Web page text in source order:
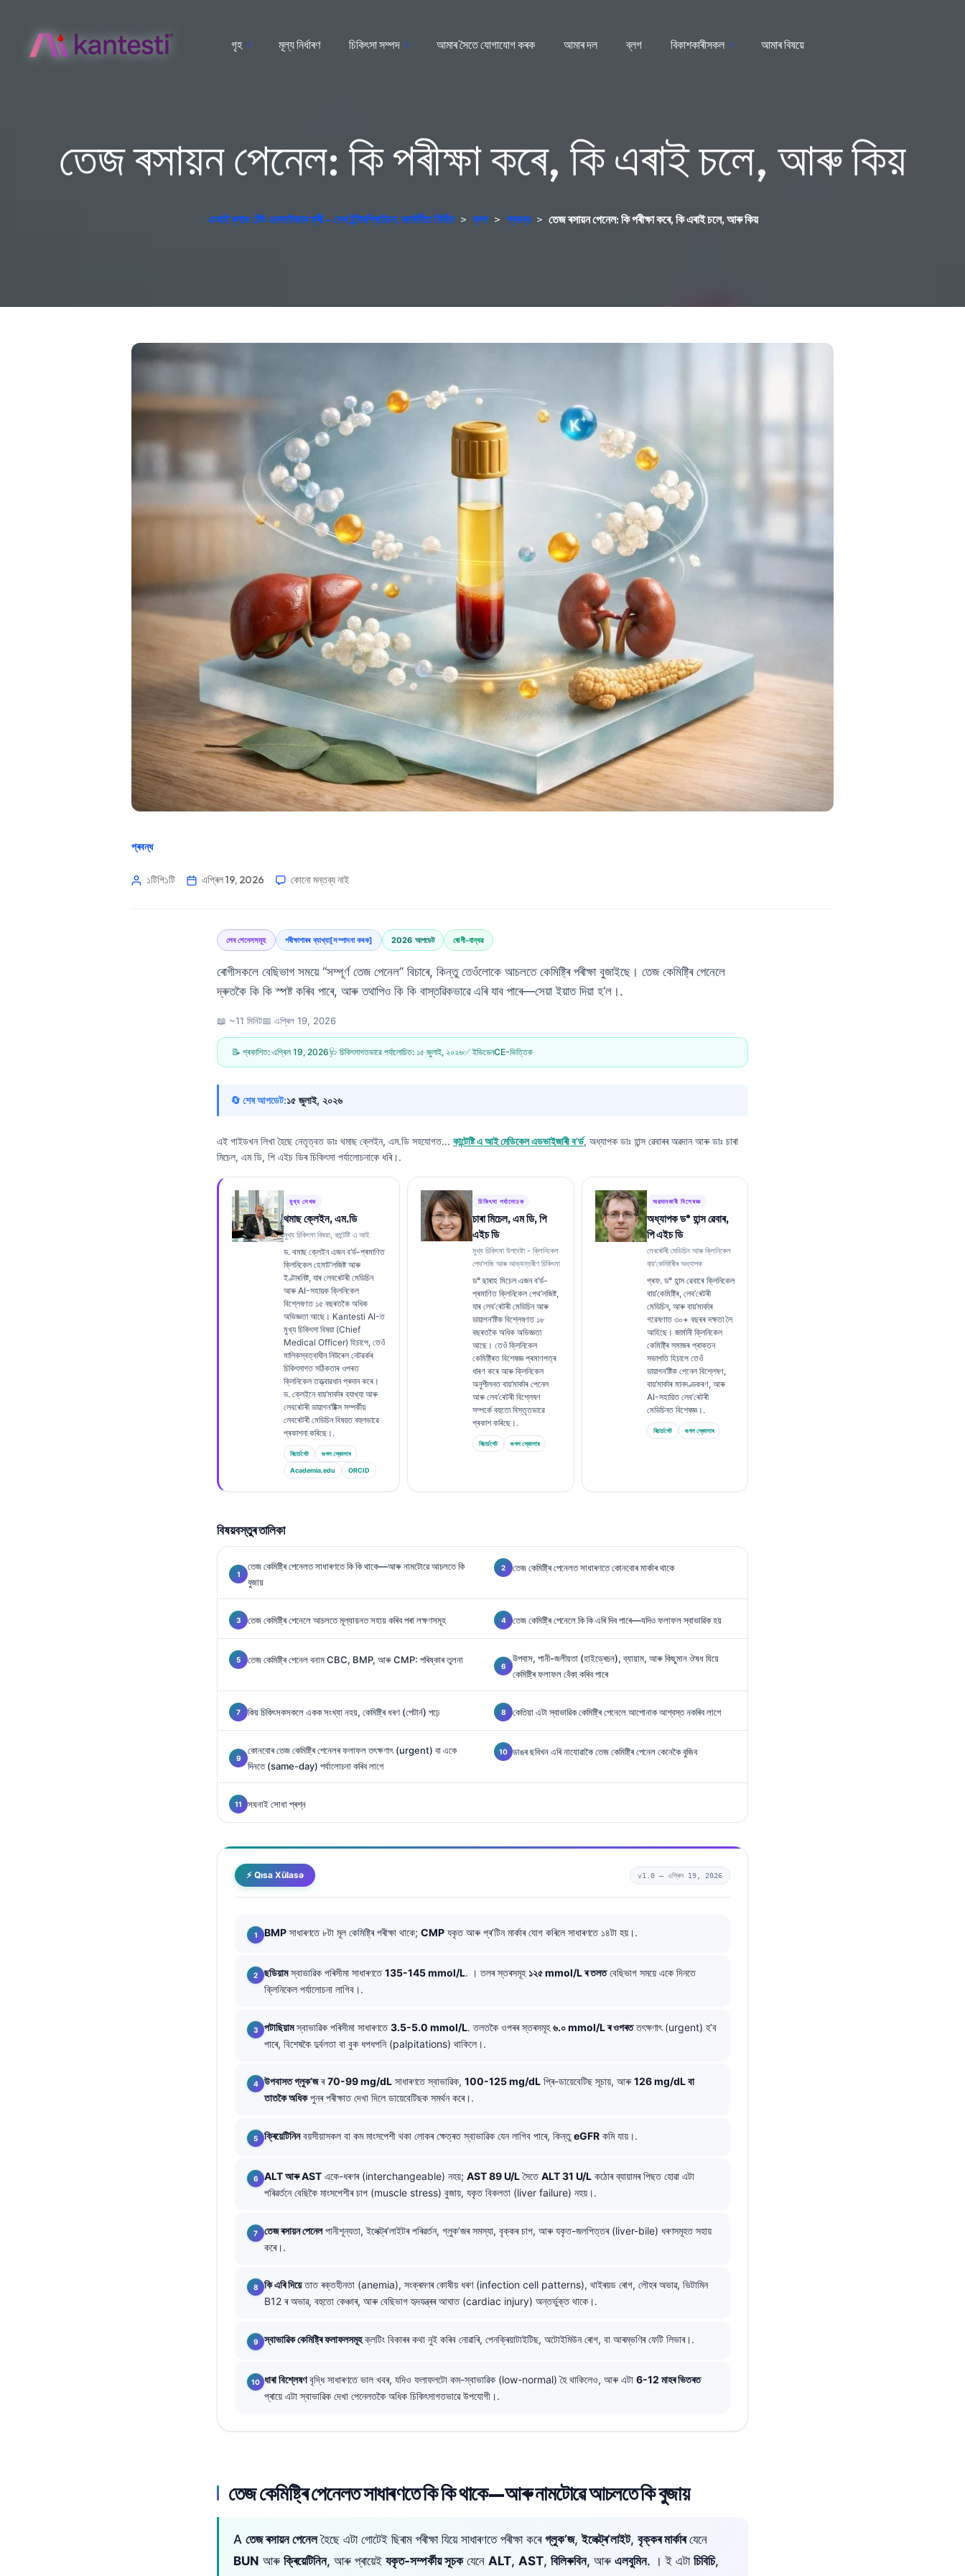
গৃহ মূল্য নিৰ্ধাৰণ চিকিৎসা সম্পদ আমাৰ সৈতে যোগাযোগ কৰক আমাৰ দল ব্লগ বিকাশকাৰীসকল আমাৰ বিষয়ে
তেজ ৰসায়ন পেনেল: কি পৰীক্ষা কৰে, কি এৰাই চলে, আৰু কিয়
এআই ব্লাড টেষ্ট এনালাইজাৰ ফ্ৰী – লেব ইন্টাৰপ্ৰিটেচন, জাৰ্মানীত নিৰ্মিত > ব্লগ > প্ৰবন্ধ > তেজ ৰসায়ন পেনেল: কি পৰীক্ষা কৰে, কি এৰাই চলে, আৰু কিয়
প্ৰবন্ধ
১টিপি১টি এপ্ৰিল 19, 2026 কোনো মন্তব্য নাই
লেব পেনেলসমূহ পৰীক্ষাগাৰৰ ব্যাখ্যা[সম্পাদনা কৰক] 2026 আপডেট ৰোগী-বান্ধৱ
ৰোগীসকলে বেছিভাগ সময়ে “সম্পূৰ্ণ তেজ পেনেল” বিচাৰে, কিন্তু তেওঁলোকে আচলতে কেমিষ্ট্ৰি পৰীক্ষা বুজাইছে। তেজ কেমিষ্ট্ৰি পেনেলে
দ্ৰুতকৈ কি কি স্পষ্ট কৰিব পাৰে, আৰু তথাপিও কি কি বাস্তৱিকভাৱে এৰি যাব পাৰে—সেয়া ইয়াত দিয়া হ’ল।.
📖 ~11 মিনিট📅 এপ্ৰিল 19, 2026
📝 প্ৰকাশিত: এপ্ৰিল 19, 2026🩺 চিকিৎসাগতভাৱে পৰ্যালোচিত: ১৫ জুলাই, ২০২৬✅ ইভিডেনCE-ভিত্তিক
🔄 শেষ আপডেট:১৫ জুলাই, ২০২৬
এই গাইডখন লিখা হৈছে নেতৃত্বতডাঃ থমাছ ক্লেইন, এম.ডি সহযোগত... কান্টেষ্টি এ আই মেডিকেল এডভাইজাৰী ব’ৰ্ড, অধ্যাপক ডাঃ হান্স ৱেবাৰৰ অৱদান আৰু ডাঃ চাৰা
মিচেল, এম ডি, পি এইচ ডিৰ চিকিৎসা পৰ্যালোচনাকে ধৰি।.
মুখ্য লেখক
থমাছ ক্লেইন, এম.ডি
মুখ্য চিকিৎসা বিষয়া, কান্টেষ্টি এ আই
ড. থমাছ ক্লেইন এজন ব’ৰ্ড-প্ৰমাণিত
ক্লিনিকেল হেমাট’লজিষ্ট আৰু
ইণ্টাৰনিষ্ট, যাৰ লেবৰেটৰী মেডিচিন
আৰু AI-সহায়ক ক্লিনিকেল
বিশ্লেষণত ১৫ বছৰতকৈ অধিক
অভিজ্ঞতা আছে। Kantesti AI-ত
মুখ্য চিকিৎসা বিষয়া (Chief
Medical Officer) হিচাপে, তেওঁ
মালিকস্বত্বাধীন নিউৰেল নেটৱৰ্কৰ
চিকিৎসাগত সঠিকতাৰ ওপৰত
ক্লিনিকেল তত্ত্বাৱধান প্ৰদান কৰে।
ড. ক্লেইনে বায়’মাৰ্কাৰ ব্যাখ্যা আৰু
লেবৰেটৰী ডায়াগন’ষ্টিক্স সম্পৰ্কীয়
লেবৰেটৰী মেডিচিন বিষয়ত বহুলভাৱে
প্ৰকাশনা কৰিছে।.
ৰিচাৰ্চগেট গুগল স্কোলাৰ
Academia.edu ORCID
চিকিৎসা পৰ্যালোচক
চাৰা মিচেল, এম ডি, পি
এইচ ডি
মুখ্য চিকিৎসা উপদেষ্টা - ক্লিনিকেল
পেথ'লজি আৰু আভ্যন্তৰীণ চিকিৎসা
ড° ছাৰাহ মিচেল এজন ব’ৰ্ড-
প্ৰমাণিত ক্লিনিকেল পেথ’লজিষ্ট,
যাৰ লেব’ৰেটৰী মেডিচিন আৰু
ডায়াগন’ষ্টিক বিশ্লেষণত ১৮
বছৰতকৈ অধিক অভিজ্ঞতা
আছে। তেওঁ ক্লিনিকেল
কেমিষ্ট্ৰিত বিশেষজ্ঞ প্ৰমাণপত্ৰ
ধাৰণ কৰে আৰু ক্লিনিকেল
অনুশীলনত বায়’মাৰ্কাৰ পেনেল
আৰু লেব’ৰেটৰী বিশ্লেষণ
সম্পৰ্কে বহুতো বিস্তৃতভাৱে
প্ৰকাশ কৰিছে।.
ৰিচাৰ্চগেট গুগল স্কোলাৰ
অৱদানকাৰী বিশেষজ্ঞ
অধ্যাপক ড° হান্স ৱেবাৰ,
পি এইচ ডি
লেবৰেটৰী মেডিচিন আৰু ক্লিনিকেল
বায়’কেমিষ্ট্ৰীৰ অধ্যাপক
প্ৰফ. ড° হান্স ৱেবাৰে ক্লিনিকেল
বায়’কেমিষ্ট্ৰি, লেব’ৰেটৰী
মেডিচিন, আৰু বায়’মাৰ্কাৰ
গৱেষণাত ৩০+ বছৰৰ দক্ষতা লৈ
আহিছে। জাৰ্মানী ক্লিনিকেল
কেমিষ্ট্ৰি সমাজৰ প্ৰাক্তন
সভাপতি হিচাপে তেওঁ
ডায়াগন’ষ্টিক পেনেল বিশ্লেষণ,
বায়’মাৰ্কাৰ মানদণ্ডকৰণ, আৰু
AI-সহায়িত লেব’ৰেটৰী
মেডিচিনত বিশেষজ্ঞ।.
ৰিচাৰ্চগেট গুগল স্কোলাৰ
বিষয়বস্তুৰ তালিকা
তেজ কেমিষ্ট্ৰি পেনেলত সাধাৰণতে কি কি থাকে—আৰু নামটোৱে আচলতে কি
বুজায়
তেজ কেমিষ্ট্ৰি পেনেলত সাধাৰণতে কোনবোৰ মাৰ্কাৰ থাকে
তেজ কেমিষ্ট্ৰি পেনেলে আচলতে মূল্যায়নত সহায় কৰিব পৰা লক্ষণসমূহ তেজ কেমিষ্ট্ৰি পেনেলে কি কি এৰি দিব পাৰে—যদিও ফলাফল স্বাভাৱিক হয়
তেজ কেমিষ্ট্ৰি পেনেল বনাম CBC, BMP, আৰু CMP: পৰিষ্কাৰ তুলনা
উপবাস, পানী-জলীয়তা (হাইড্ৰেচন), ব্যায়াম, আৰু কিছুমান ঔষধ যিয়ে
কেমিষ্ট্ৰি ফলাফল বেঁকা কৰিব পাৰে
কিয় চিকিৎসকসকলে একক সংখ্যা নহয়, কেমিষ্ট্ৰি ধৰণ (পেটাৰ্ন) পঢ়ে কেতিয়া এটা স্বাভাৱিক কেমিষ্ট্ৰি পেনেলে আপোনাক আশ্বস্ত নকৰিব লাগে
কোনবোৰ তেজ কেমিষ্ট্ৰি পেনেলৰ ফলাফল তৎক্ষণাৎ (urgent) বা একে
দিনতে (same-day) পৰ্যালোচনা কৰিব লাগে
ডাঙৰ ছবিখন এৰি নাযোৱাকৈ তেজ কেমিষ্ট্ৰি পেনেল কেনেকৈ বুজিব
সঘনাই সোধা প্ৰশ্ন
⚡ Qısa Xülasə v1.0 — এপ্ৰিল 19, 2026
BMP সাধাৰণতে ৮টা মূল কেমিষ্ট্ৰি পৰীক্ষা থাকে; CMP যকৃত আৰু প্ৰ’টিন মাৰ্কাৰ যোগ কৰিলে সাধাৰণতে ১৪টা হয়।.
ছডিয়ামস্বাভাৱিক পৰিসীমা সাধাৰণতে135-145 mmol/L. । তলৰ স্তৰসমূহ ১২৫ mmol/L ৰ তলতবেছিভাগ সময়ে একে দিনতে
ক্লিনিকেল পৰ্যালোচনা লাগিব।.
পটাছিয়ামস্বাভাৱিক পৰিসীমা সাধাৰণতে3.5-5.0 mmol/L. তলতকৈ ওপৰৰ স্তৰসমূহ৬.০ mmol/L ৰ ওপৰততৎক্ষণাৎ (urgent) হ’ব
পাৰে, বিশেষকৈ দুৰ্বলতা বা বুক ধপধপনি (palpitations) থাকিলে।.
উপবাসত গ্লুক’জৰ70-99 mg/dL সাধাৰণতে স্বাভাৱিক, 100-125 mg/dL প্ৰি-ডায়েবেটিছ সূচায়, আৰু126 mg/dL বা
তাতকৈ অধিকপুনৰ পৰীক্ষাত দেখা দিলে ডায়েবেটিছক সমৰ্থন কৰে।.
ক্ৰিয়েটিনিনবয়সীয়াসকল বা কম মাংসপেশী থকা লোকৰ ক্ষেত্ৰত স্বাভাৱিক যেন লাগিব পাৰে, কিন্তুeGFR কমি যায়।.
ALT আৰু AST একে-ধৰণৰ (interchangeable) নহয়; AST 89 U/LসৈতেALT 31 U/L কঠোৰ ব্যায়ামৰ পিছত হোৱা এটা
পৰিৱৰ্তনে বেছিকৈ মাংসপেশীৰ চাপ (muscle stress) বুজায়, যকৃত বিকলতা (liver failure) নহয়।.
তেজ ৰসায়ন পেনেলপানীশূন্যতা, ইলেক্ট্ৰ’লাইটৰ পৰিৱৰ্তন, গ্লুক’জৰ সমস্যা, বৃক্কৰ চাপ, আৰু যকৃত-জলপিত্তৰ (liver-bile) ধৰণসমূহত সহায়
কৰে।.
কি এৰি দিয়েতাত ৰক্তহীনতা (anemia), সংক্ৰমণৰ কোষীয় ধৰণ (infection cell patterns), থাইৰয়ড ৰোগ, লৌহৰ অভাৱ, ভিটামিন
B12 ৰ অভাৱ, বহুতো কেঞ্চাৰ, আৰু বেছিভাগ হৃদযন্ত্ৰৰ আঘাত (cardiac injury) অন্তৰ্ভুক্ত থাকে।.
স্বাভাৱিক কেমিষ্ট্ৰি ফলাফলসমূহক্লটিং বিকাৰৰ কথা নুই কৰিব নোৱাৰি, পেনক্ৰিয়াটাইটিছ, অটোইমিউন ৰোগ, বা আৰম্ভণিৰ ফেটি লিভাৰ।.
ধাৰা বিশ্লেষণবৃদ্ধি সাধাৰণতে ভাল খবৰ, যদিও ফলাফলটো কম-স্বাভাৱিক (low-normal) হৈ থাকিলেও, আৰু এটা 6-12 মাহৰ ভিতৰত
প্ৰায়ে এটা স্বাভাৱিক দেখা পেনেলতকৈ অধিক চিকিৎসাগতভাৱে উপযোগী।.
তেজ কেমিষ্ট্ৰি পেনেলত সাধাৰণতে কি কি থাকে—আৰু নামটোৱে আচলতে কি বুজায়
A তেজ ৰসায়ন পেনেলহৈছে এটা গোটেই ছিৰাম পৰীক্ষা যিয়ে সাধাৰণতে পৰীক্ষা কৰে গ্লুক’জ,ইলেক্ট্ৰ’লাইট, বৃক্কৰ মাৰ্কাৰযেনে
BUN আৰু ক্ৰিয়েটিনিন, আৰু প্ৰায়েই যকৃত-সম্পৰ্কীয় সূচকযেনে ALT, AST, বিলিৰুবিন, আৰু এলবুমিন. । ই এটা চিবিচি,